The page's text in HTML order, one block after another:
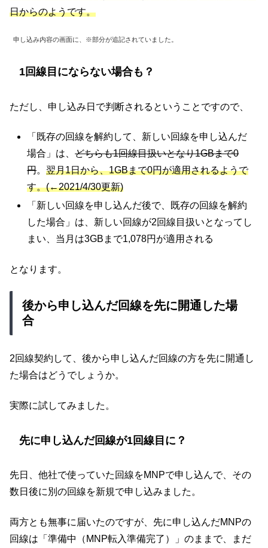
日からのようです。
申し込み内容の画面に、※部分が追記されていました。
1回線目にならない場合も？
ただし、申し込み日で判断されるということですので、
「既存の回線を解約して、新しい回線を申し込んだ
場合」は、どちらも1回線目扱いとなり1GBまで0
円。翌月1日から、1GBまで0円が適用されるようで
す。(←2021/4/30更新)
「新しい回線を申し込んだ後で、既存の回線を解約
した場合」は、新しい回線が2回線目扱いとなってし
まい、当月は3GBまで1,078円が適用される
となります。
後から申し込んだ回線を先に開通した場
合
2回線契約して、後から申し込んだ回線の方を先に開通し
た場合はどうでしょうか。
実際に試してみました。
先に申し込んだ回線が1回線目に？
先日、他社で使っていた回線をMNPで申し込んで、その
数日後に別の回線を新規で申し込みました。
両方とも無事に届いたのですが、先に申し込んだMNPの
回線は「準備中（MNP転入準備完了）」のままで、まだ